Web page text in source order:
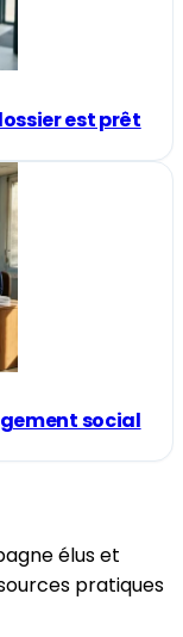
est prêt
social
élus et
pratiques